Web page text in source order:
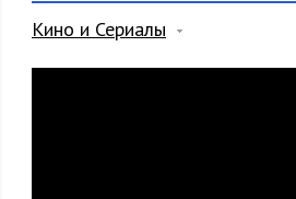
Кино и Сериалы